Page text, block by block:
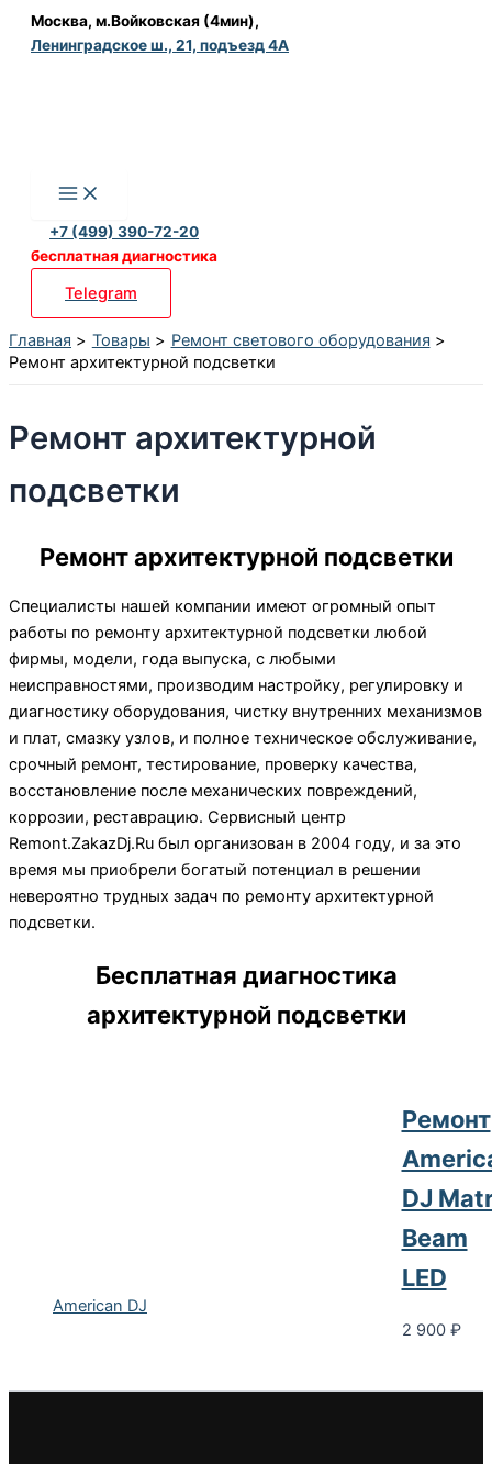
Перейти
Москва, м.Войковская (4мин),
Ленинградское ш., 21, подъезд 4А
+7 (499) 390-72-20
бесплатная диагностика
Telegram
Главная Товары
Ремонт светового оборудования
Ремонт архитектурной подсветки
Ремонт архитектурной
подсветки
Ремонт архитектурной подсветки
Специалисты нашей компании имеют огромный опыт
работы по ремонту архитектурной подсветки любой
фирмы, модели, года выпуска, с любыми
неисправностями, производим настройку, регулировку и
диагностику оборудования, чистку внутренних механизмов
и плат, смазку узлов, и полное техническое обслуживание,
срочный ремонт, тестирование, проверку качества,
восстановление после механических повреждений,
коррозии, реставрацию. Сервисный центр
Remont.ZakazDj.Ru был организован в 2004 году, и за это
время мы приобрели богатый потенциал в решении
невероятно трудных задач по ремонту архитектурной
подсветки.
Бесплатная диагностика
архитектурной подсветки
American DJ
Ремонт
DJ
Beam
LED
2 900 ₽